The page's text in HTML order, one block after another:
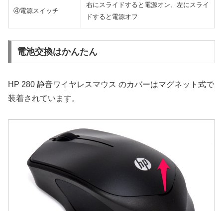
④電源スイッチ
右にスライドすると電源オン、左にスライ
ドすると電源オフ
電池交換はかんたん
HP 280 静音ワイヤレスマウス のカバーはマグネット式で
装着されています。